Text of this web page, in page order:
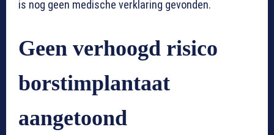
is nog geen medische verklaring gevonden.
Geen verhoogd risico
borstimplantaat
aangetoond